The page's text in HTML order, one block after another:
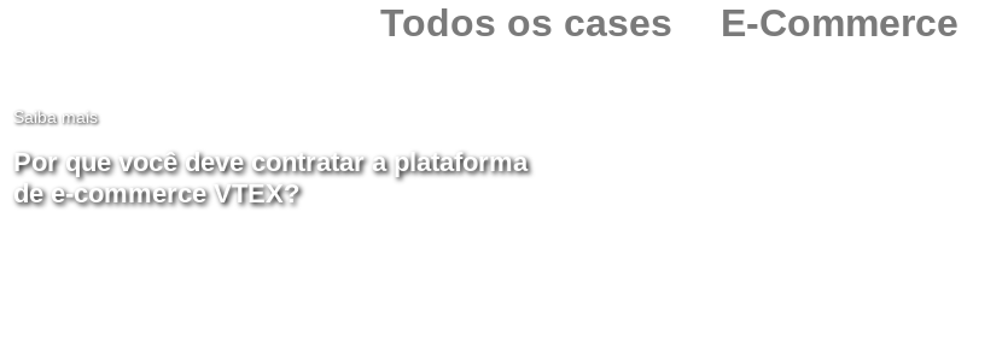
Todos os cases E-Commerce
Saiba mais
Por que você deve contratar a plataforma
de e-commerce VTEX?